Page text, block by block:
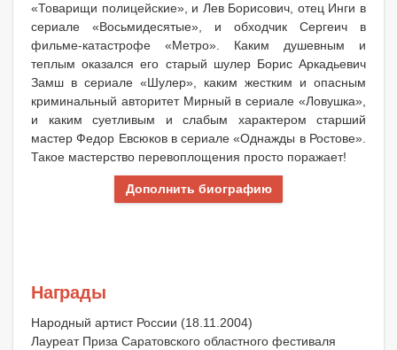
«Товарищи полицейские», и Лев Борисович, отец Инги в
сериале «Восьмидесятые», и обходчик Сергеич в
фильме-катастрофе «Метро». Каким душевным и
теплым оказался его старый шулер Борис Аркадьевич
Замш в сериале «Шулер», каким жестким и опасным
криминальный авторитет Мирный в сериале «Ловушка»,
и каким суетливым и слабым характером старший
мастер Федор Евсюков в сериале «Однажды в Ростове».
Такое мастерство перевоплощения просто поражает!
Дополнить биографию
Награды
Народный артист России (18.11.2004)
Лауреат Приза Саратовского областного фестиваля